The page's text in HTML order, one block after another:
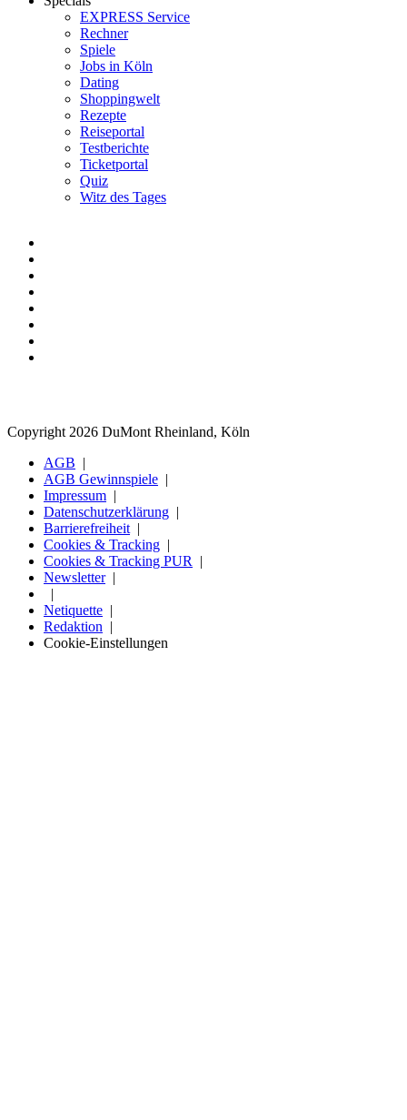
EXPRESS Service
Rechner
Spiele
Jobs in Köln
Dating
Shoppingwelt
Rezepte
Reiseportal
Testberichte
Ticketportal
Quiz
Witz des Tages
Copyright 2026 DuMont Rheinland, Köln
AGB
AGB Gewinnspiele
Impressum
Datenschutzerklärung
Barrierefreiheit
Cookies & Tracking
Cookies & Tracking PUR
Newsletter
Netiquette
Redaktion
Cookie-Einstellungen